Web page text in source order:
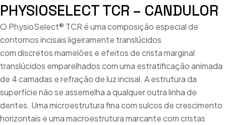
PHYSIOSELECT TCR – CANDULOR
O PhysioSelect® TCR é uma composição especial de
contornos incisais ligeiramente translúcidos
com discretos mamelões e efeitos de crista marginal
translúcidos emparelhados com uma estratificação animada
de 4 camadas e refração de luz incisal. A estrutura da
superfície não se assemelha a qualquer outra linha de
dentes. Uma microestrutura fina com sulcos de crescimento
horizontais e uma macroestrutura marcante com cristas